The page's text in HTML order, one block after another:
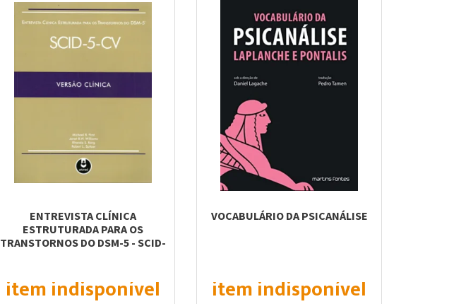
ENTREVISTA CLÍNICA
ESTRUTURADA PARA OS
TRANSTORNOS DO DSM-5 - SCID-
item indisponível
VOCABULÁRIO DA PSICANÁLISE
item indisponível